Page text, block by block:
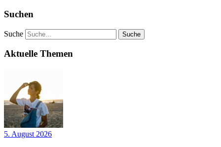
Suchen
Suche
Aktuelle Themen
5. August 2026